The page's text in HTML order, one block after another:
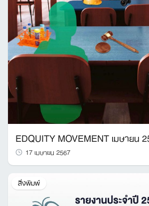
EDQUITY MOVEMENT เมษายน
17 เมษายน 2567
สิ่งพิมพ์